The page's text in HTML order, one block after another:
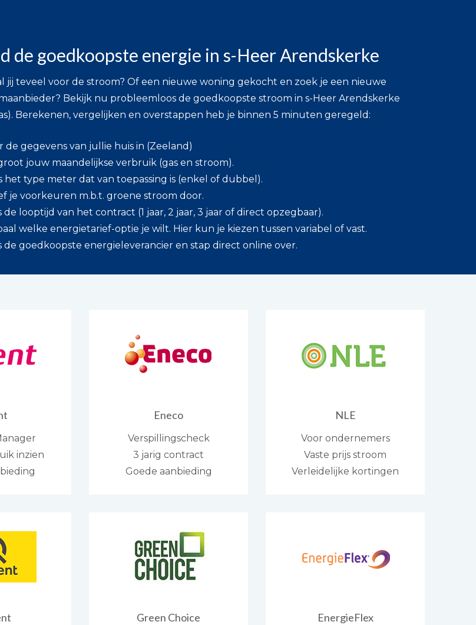
de goedkoopste energie in s-Heer Arendskerke
jij teveel voor de stroom? Of een nieuwe woning gekocht en zoek je een nieuwe
Bekijk nu probleemloos de goedkoopste stroom in s-Heer Arendskerke
Berekenen, vergelijken en overstappen heb je binnen 5 minuten geregeld:
de gegevens van jullie huis in (Zeeland)
jouw maandelijkse verbruik (gas en stroom).
het type meter dat van toepassing is (enkel of dubbel).
je voorkeuren m.b.t. groene stroom door.
de looptijd van het contract (1 jaar, 2 jaar, 3 jaar of direct opzegbaar).
welke energietarief-optie je wilt. Hier kun je kiezen tussen variabel of vast.
de goedkoopste energieleverancier en stap direct online over.
inzien
Eneco
Verspillingscheck
3 jarig contract
Goede aanbieding
NLE
Voor ondernemers
Vaste prijs stroom
Verleidelijke kortingen
Green Choice EnergieFlex